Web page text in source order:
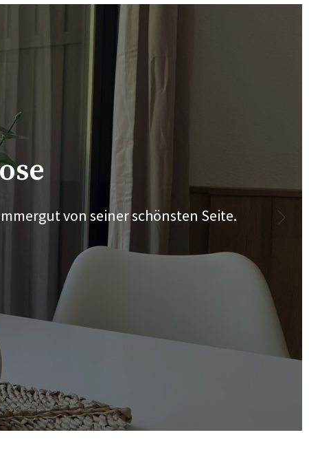
am
in Bad Goisern buchen!
von seiner schönsten Seite.